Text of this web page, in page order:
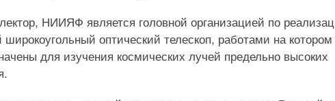
НИИЯФ является головной организацией по
оптический телескоп, работами на котором
для изучения космических лучей предельно высоких